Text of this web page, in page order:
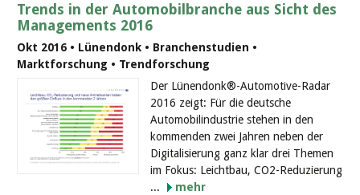
Trends in der Automobilbranche aus Sicht des
Managements 2016
Okt 2016 • Lünendonk • Branchenstudien •
Marktforschung • Trendforschung
Der Lünendonk®-Automotive-Radar
2016 zeigt: Für die deutsche
Automobilindustrie stehen in den
kommenden zwei Jahren neben der
Digitalisierung ganz klar drei Themen
im Fokus: Leichtbau, CO2-Reduzierung
...
mehr